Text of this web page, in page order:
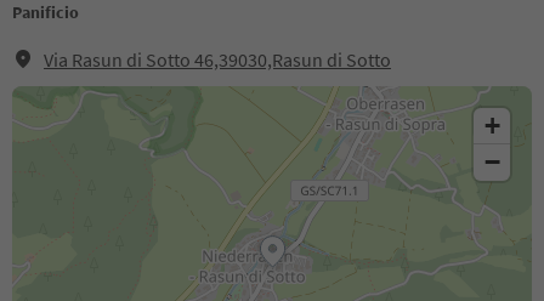
Panificio
Via Rasun di Sotto 46,39030,Rasun di Sotto
+
−